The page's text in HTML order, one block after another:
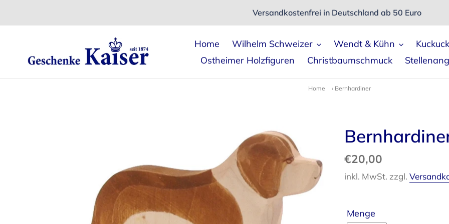
Versandkostenfrei in Deutschland ab 50 Euro
Home Wilhelm Schweizer Wendt & Kühn
Ostheimer Holzfiguren
Christbaumschmuck
Home › Bernhardiner
Normaler
Preis
€20,00
inkl. MwSt. zzgl.
Menge